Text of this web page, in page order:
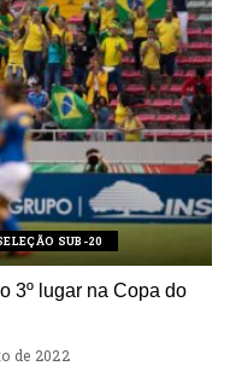
SUB-20
3º lugar na Copa do
de 2022